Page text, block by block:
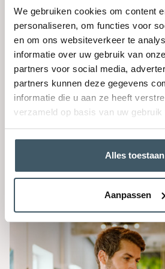
We gebruiken cookies om content
personaliseren, om functies voor
en om ons websiteverkeer te
informatie over uw gebruik van
partners voor social media,
partners kunnen deze gegevens
informatie die u aan ze heeft
verzameld op basis van uw
Alles toestaan
Aanpassen
veranderde zijn blik op het voeren
pleidooi radicaal. Lees hier de tip.
Lees verder
Een sonate als
inspiratiebron
Kom niet te snel met je